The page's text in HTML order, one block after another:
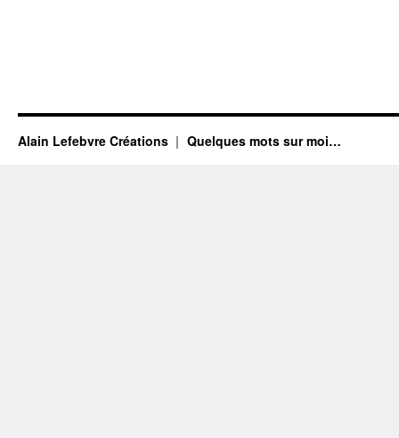
Alain Lefebvre Créations Quelques mots sur moi…